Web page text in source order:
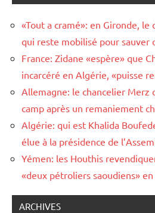
«Tout a cramé»: en Gironde, le
qui reste mobilisé pour sauver
France: Zidane «espère» que
incarcéré en Algérie, «puisse
Allemagne: le chancelier Merz
camp après un remaniement
Algérie: qui est Khalida
élue à la présidence de
Yémen: les Houthis
«deux pétroliers saoudiens»
ARCHIVES